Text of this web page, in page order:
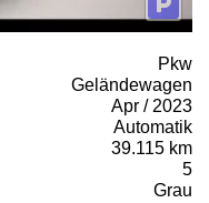
Pkw
Geländewagen
Apr / 2023
Automatik
39.115 km
5
Grau